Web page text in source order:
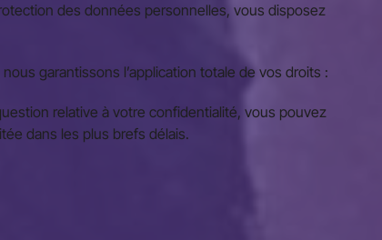
des données personnelles, vous disposez
garantissons l’application totale de vos droits :
relative à votre confidentialité, vous pouvez
dans les plus brefs délais.